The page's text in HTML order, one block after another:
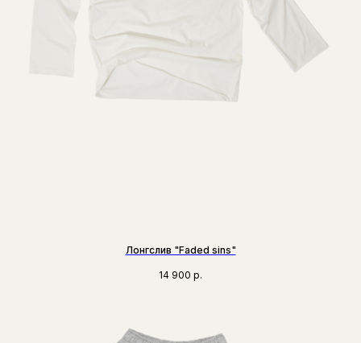
Лонгслив "Faded sins"
14 900 р.